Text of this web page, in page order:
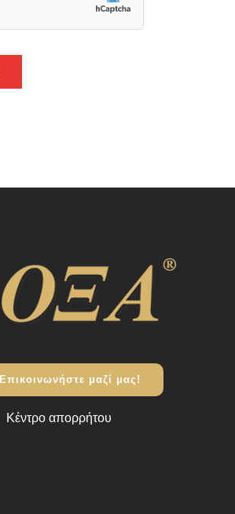
Επικοινωνήστε μαζί μας!
Κέντρο απορρήτου